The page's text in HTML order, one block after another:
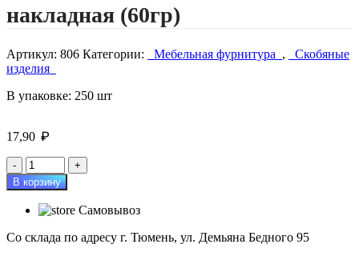
накладная (60гр)
Артикул: 806 Категории: Мебельная фурнитура ,
Скобяные
изделия
В упаковке: 250 шт
17,90 ₽
Количество
товара
Петля
мебельная
А362
A
В корзину
Самовывоз
Со склада по адресу г. Тюмень, ул. Демьяна Бедного 95